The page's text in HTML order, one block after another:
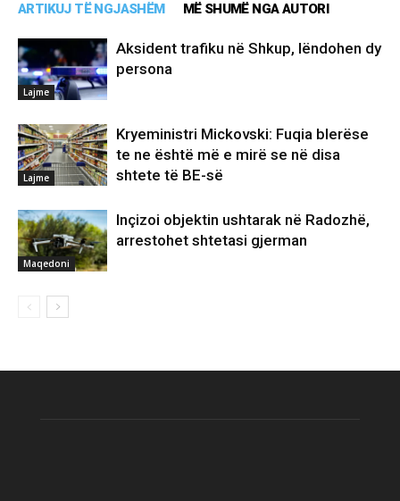
ARTIKUJ TË NGJASHËM MË SHUMË NGA AUTORI
Lajme
Aksident trafiku në Shkup, lëndohen dy
persona
Lajme
Kryeministri Mickovski: Fuqia blerëse
te ne është më e mirë se në disa
shtete të BE-së
Maqedoni
Inçizoi objektin ushtarak në Radozhë,
arrestohet shtetasi gjerman